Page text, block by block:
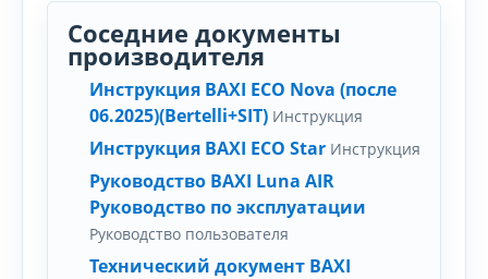
Соседние документы
производителя
Инструкция BAXI ECO Nova (после
06.2025)(Bertelli+SIT) Инструкция
Инструкция BAXI ECO Star Инструкция
Руководство BAXI Luna AIR
Руководство по эксплуатации
Руководство пользователя
Технический документ BAXI